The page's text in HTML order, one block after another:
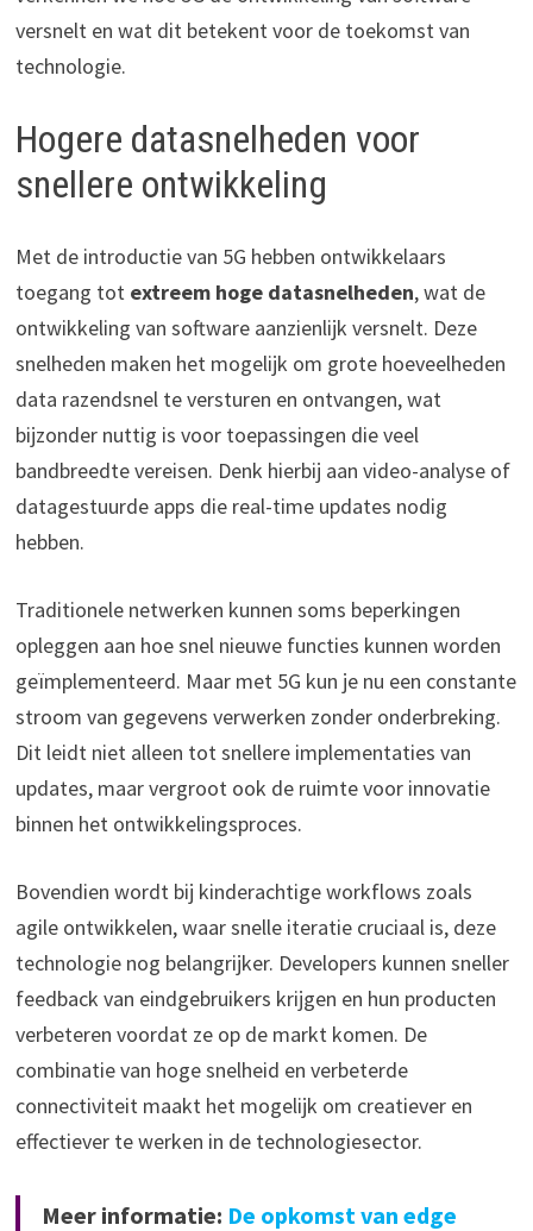
versnelt en wat dit betekent voor de toekomst van
technologie.
Hogere datasnelheden voor
snellere ontwikkeling
Met de introductie van 5G hebben ontwikkelaars
toegang tot extreem hoge datasnelheden, wat de
ontwikkeling van software aanzienlijk versnelt. Deze
snelheden maken het mogelijk om grote hoeveelheden
data razendsnel te versturen en ontvangen, wat
bijzonder nuttig is voor toepassingen die veel
bandbreedte vereisen. Denk hierbij aan video-analyse of
datagestuurde apps die real-time updates nodig
hebben.
Traditionele netwerken kunnen soms beperkingen
opleggen aan hoe snel nieuwe functies kunnen worden
geïmplementeerd. Maar met 5G kun je nu een constante
stroom van gegevens verwerken zonder onderbreking.
Dit leidt niet alleen tot snellere implementaties van
updates, maar vergroot ook de ruimte voor innovatie
binnen het ontwikkelingsproces.
Bovendien wordt bij kinderachtige workflows zoals
agile ontwikkelen, waar snelle iteratie cruciaal is, deze
technologie nog belangrijker. Developers kunnen sneller
feedback van eindgebruikers krijgen en hun producten
verbeteren voordat ze op de markt komen. De
combinatie van hoge snelheid en verbeterde
connectiviteit maakt het mogelijk om creatiever en
effectiever te werken in de technologiesector.
Meer informatie: De opkomst van edge